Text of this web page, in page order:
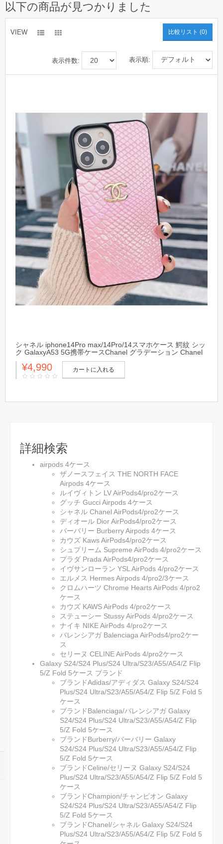
以下の商品が見つかりました
VIEW 比較リスト (0)
表示順:
表示件数:
シャネル iphone14Pro max/14Pro/14スマホケース 鰐紋 シッ
ク GalaxyA53 5G携帯ケースChanel グラデーション Chanel
アイフォン13プロ マックス/13プロ/13カバー 防水 上質
¥4,990 カートに入れる
詳細検索
airpods 4ケース
ザノースフェイス THE NORTH FACE
Airpods 4ケース
ルイヴィトン LV AirPods4/pro2ケース
グッチ Gucci Airpods 4ケース
シャネル Chanel AirPods4/pro2ケース
ディオール Dior AirPods4/pro2ケース
バーバリー Burberry Airpods 4ケース
カウズ Kaws AirPods4/pro2ケース
シュプリーム Supreme AirPods 4/pro2ケース
プラダ Prada AirPods4/pro2ケース
イヴサンローラン YSL AirPods 4/pro2ケース
エルメス Hermes Airpods 4/pro2/3ケース
クロムハーツ Chrome Hearts AirPods 4/pro2
ケース
カウズ KAWS AirPods 4/pro2ケース
ステューシー Stussy AirPods 4/pro2ケース
ナイキ NIKE AirPods 4/pro2ケース
バレンシアガ Balenciaga AirPods4/pro2ケー
ス
セリーヌ CELINE AirPods 4/pro2ケース
Galaxy S24/S24 Plus/S24 Ultra/S23/A55/A54/Z Flip
5/Z Fold 5ケース ブランド
ブランドAdidas/アディダス Galaxy S24/S24
Plus/S24 Ultra/S23/A55/A54/Z Flip 5/Z Fold 5
ケース
ブランドBalenciaga/バレンシアガ Galaxy
S24/S24 Plus/S24 Ultra/S23/A55/A54/Z Flip
5/Z Fold 5ケース
ブランドBurberry/バーバリー Galaxy
S24/S24 Plus/S24 Ultra/S23/A55/A54/Z Flip
5/Z Fold 5ケース
ブランドCeline/セリーヌ Galaxy S24/S24
Plus/S24 Ultra/S23/A55/A54/Z Flip 5/Z Fold 5
ケース
ブランドChampion/チャンピオン Galaxy
S24/S24 Plus/S24 Ultra/S23/A55/A54/Z Flip
5/Z Fold 5ケース
ブランドChanel/シャネル Galaxy S24/S24
Plus/S24 Ultra/S23/A55/A54/Z Flip 5/Z Fold 5